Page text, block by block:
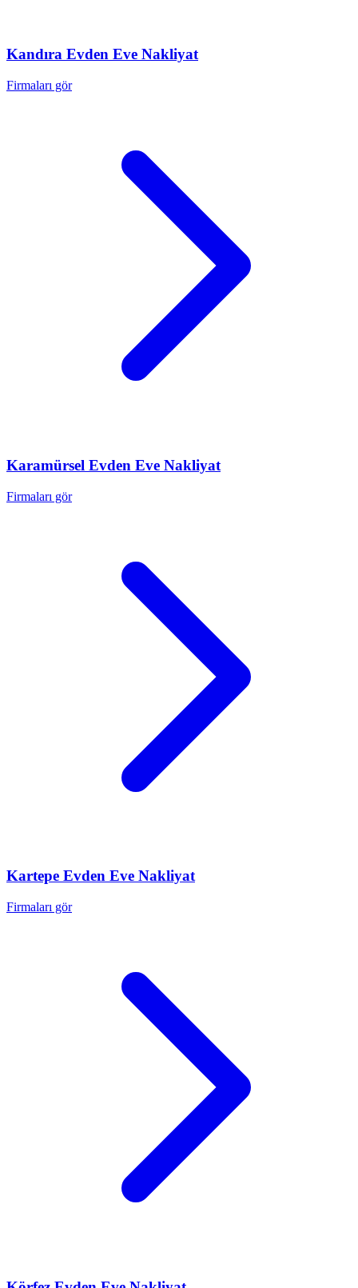
Kandıra Evden Eve Nakliyat
Firmaları gör
Karamürsel Evden Eve Nakliyat
Firmaları gör
Kartepe Evden Eve Nakliyat
Firmaları gör